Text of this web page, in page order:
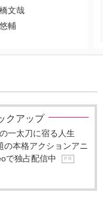
文哉
輔
クアップ
一太刀に宿る人生
本格アクションアニ
で独占配信中
P R